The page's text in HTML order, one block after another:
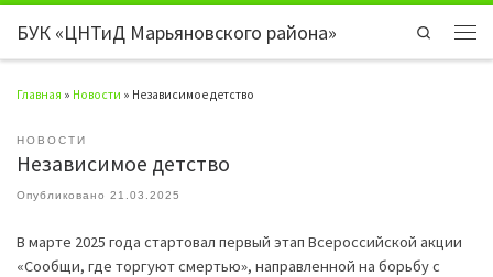
Перейти к содержимому
БУК «ЦНТиД Марьяновского района»
Search
Главная » Новости » Независимое детство
НОВОСТИ
Независимое детство
Опубликовано 21.03.2025
В марте 2025 года стартовал первый этап Всероссийской акции
«Сообщи, где торгуют смертью», направленной на борьбу с